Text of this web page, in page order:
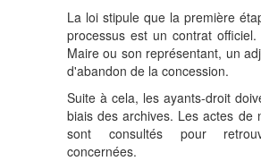
La loi stipule que la première
processus est un contrat
Maire ou son représentant, un
d'abandon de la concession.
Suite à cela, les ayants-droit
biais des archives. Les actes de
sont consultés pour
concernées.